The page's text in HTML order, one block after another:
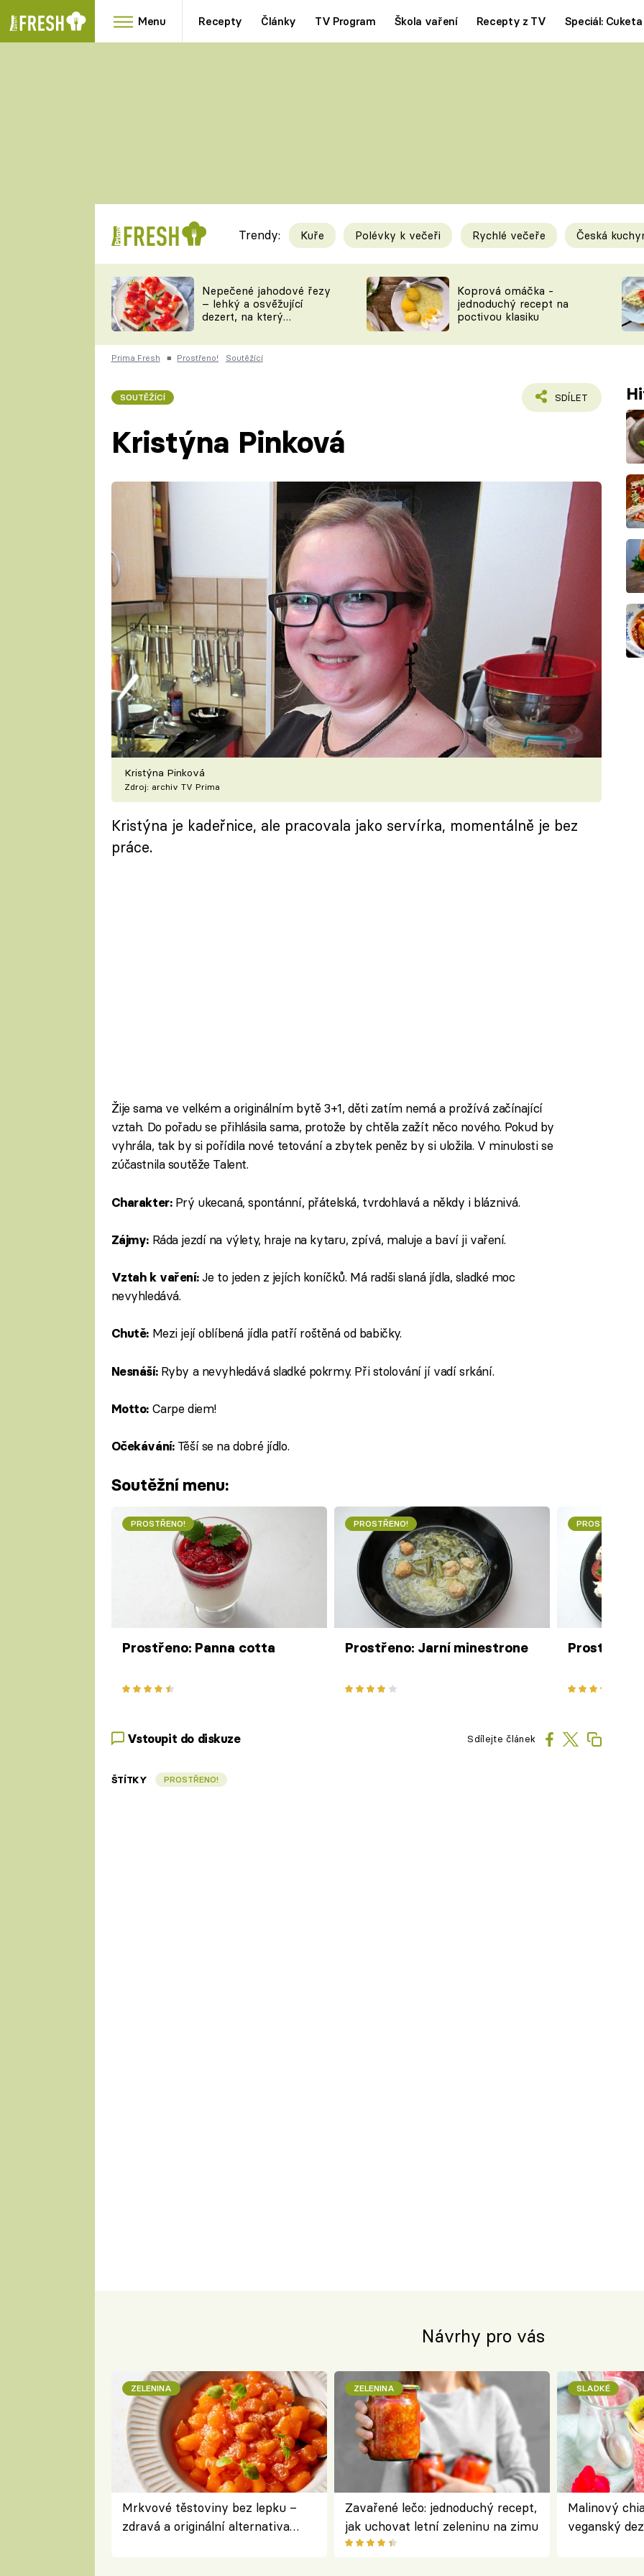
Menu Recepty Články TV Program Škola vaření Recepty z TV Speciál: Cuketa
RYCHLOVKY
Videorecepty
TEĎ VAŘÍ ŠÉF!
ČESKO NA TALÍŘI
Tipy a triky
KAM ZA JÍDLEM
VYCHYTÁVKY
ČASOPIS
Trendy: Kuře Polévky k večeři Rychlé večeře Česká
Nepečené jahodové řezy
– lehký a osvěžující
dezert, na který
Koprová omáčka -
jednoduchý recept na
poctivou klasiku
Prima Fresh ■ Prostřeno! Soutěžící
SOUTĚŽÍCÍ SDÍLET
Kristýna Pinková
Kristýna Pinková
Zdroj: archiv TV Prima
Kristýna je kadeřnice, ale pracovala jako servírka, momentálně je bez
práce.
Žije sama ve velkém a originálním bytě 3+1, děti zatím nemá a prožívá začínající
vztah. Do pořadu se přihlásila sama, protože by chtěla zažít něco nového. Pokud by
vyhrála, tak by si pořídila nové tetování a zbytek peněz by si uložila. V minulosti se
zúčastnila soutěže Talent.
Charakter: Prý ukecaná, spontánní, přátelská, tvrdohlavá a někdy i bláznivá.
Zájmy: Ráda jezdí na výlety, hraje na kytaru, zpívá, maluje a baví ji vaření.
Vztah k vaření: Je to jeden z jejích koníčků. Má radši slaná jídla, sladké moc
nevyhledává.
Chutě: Mezi její oblíbená jídla patří roštěná od babičky.
Nesnáší: Ryby a nevyhledává sladké pokrmy. Při stolování jí vadí srkání.
Motto: Carpe diem!
Očekávání: Těší se na dobré jídlo.
Soutěžní menu:
PROSTŘENO!
Prostřeno: Panna cotta
PROSTŘENO!
Prostřeno: Jarní minestrone
PROSTŘENO!
Prostřeno:
Vstoupit do diskuze Sdílejte článek
ŠTÍTKY PROSTŘENO!
Návrhy pro vás
ZELENINA
Mrkvové těstoviny bez lepku –
zdravá a originální alternativa
ZELENINA
Zavařené lečo: jednoduchý recept,
jak uchovat letní zeleninu na zimu
SLADKÉ
Malinový
veganský